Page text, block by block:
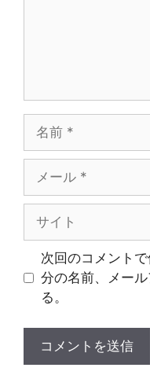
ル
次回のコメント
分の名前、メー
る。